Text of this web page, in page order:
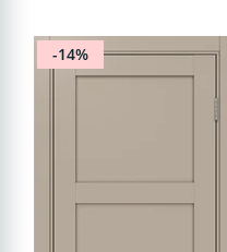
-14%